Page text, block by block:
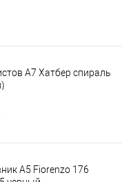
А7 Хатбер спираль
А5 Fiorenzo 176